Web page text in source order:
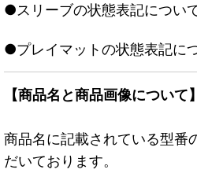
●スリーブの状態表記につい
●プレイマットの状態表記に
【商品名と商品画像について】
商品名に記載されている型番
だいております。